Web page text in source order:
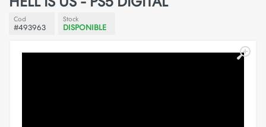
Cod
#493963
Stock
DISPONIBLE